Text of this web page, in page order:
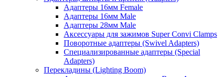
Адаптеры 16мм Female
Адаптеры 16мм Male
Адаптеры 28мм Male
Аксессуары для зажимов Super Convi Clamps
Поворотные адаптеры (Swivel Adapters)
Специализированные адаптеры (Special
Adapters)
Перекладины (Lighting Boom)